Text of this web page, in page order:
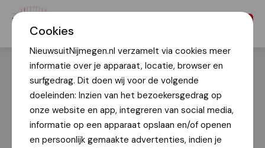
Cookies
NieuwsuitNijmegen.nl verzamelt via cookies meer
informatie over je apparaat, locatie, browser en
surfgedrag. Dit doen wij voor de volgende
doeleinden: Inzien van het bezoekersgedrag op
onze website en app, integreren van social media,
informatie op een apparaat opslaan en/of openen
en persoonlijk gemaakte advertenties, indien je